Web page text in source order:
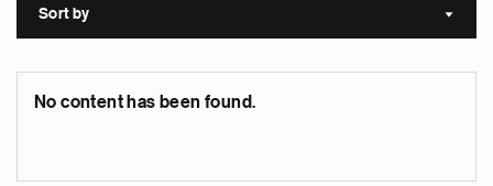
Sort by Sort
No content has been found.